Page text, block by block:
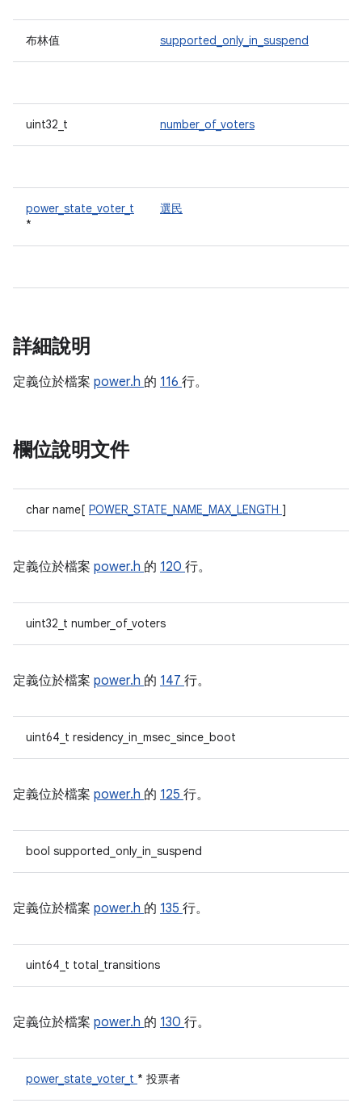
布林值 supported_only_in_suspend
uint32_t number_of_voters
power_state_voter_t
*
選民
詳細說明
定義位於檔案 power.h 的 116 行。
欄位說明文件
char name[ POWER_STATE_NAME_MAX_LENGTH ]
定義位於檔案 power.h 的 120 行。
uint32_t number_of_voters
定義位於檔案 power.h 的 147 行。
uint64_t residency_in_msec_since_boot
定義位於檔案 power.h 的 125 行。
bool supported_only_in_suspend
定義位於檔案 power.h 的 135 行。
uint64_t total_transitions
定義位於檔案 power.h 的 130 行。
power_state_voter_t * 投票者